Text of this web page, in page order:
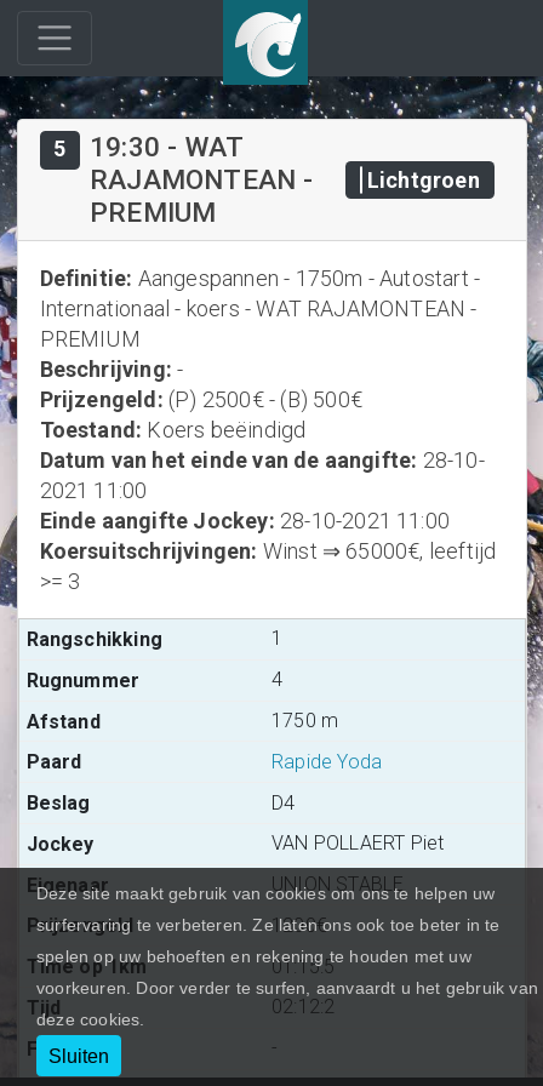
5 19:30 - WAT
RAJAMONTEAN -
PREMIUM
Lichtgroen
Definitie: Aangespannen - 1750m - Autostart -
Internationaal - koers - WAT RAJAMONTEAN -
PREMIUM
Beschrijving: -
Prijzengeld : (P) 2500€ - (B) 500€
Toestand : Koers beëindigd
Datum van het einde van de aangifte: 28-10-
2021 11:00
Einde aangifte Jockey: 28-10-2021 11:00
Koersuitschrijvingen: Winst ⇒ 65000€, leeftijd
>= 3
1
4
1750 m
Rapide Yoda
D4
VAN POLLAERT Piet
UNION STABLE
1200€
01:15:5
02:12:2
-
Deze site maakt gebruik van cookies om ons te helpen uw
surfervaring te verbeteren. Ze laten ons ook toe beter in te
spelen op uw behoeften en rekening te houden met uw
voorkeuren. Door verder te surfen, aanvaardt u het gebruik van
deze cookies.
Sluiten